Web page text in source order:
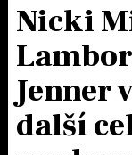
ČLÁNKY
HUDBA
JAK
Nicki
Jenner
další